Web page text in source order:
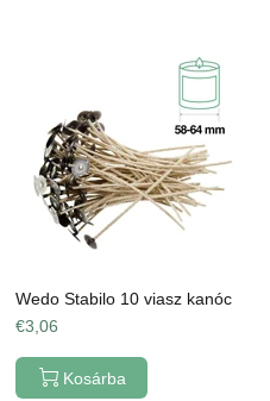
Wedo Stabilo 10 viasz kanóc
€3,06
Kosárba